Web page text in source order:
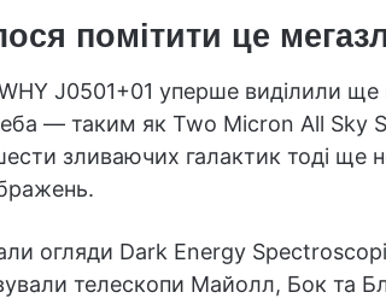
помітити це
J0501+01 уперше виділили
— таким як Two Micron All Sky
зливаючих галактик тоді ще
огляди Dark Energy
телескопи Майолл, Бок та